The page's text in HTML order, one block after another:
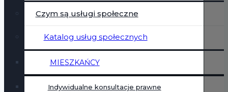
Czym są usługi społeczne
Katalog usług społecznych
MIESZKAŃCY
Indywidualne konsultacje prawne